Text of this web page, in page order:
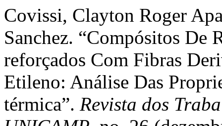
Covissi, Clayton Roger
Sanchez. “Compósitos De
reforçados Com Fibras
Etileno: Análise Das
térmica”. Revista dos